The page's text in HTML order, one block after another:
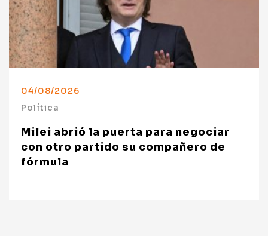
04/08/2026
Política
Milei abrió la puerta para negociar
con otro partido su compañero de
fórmula